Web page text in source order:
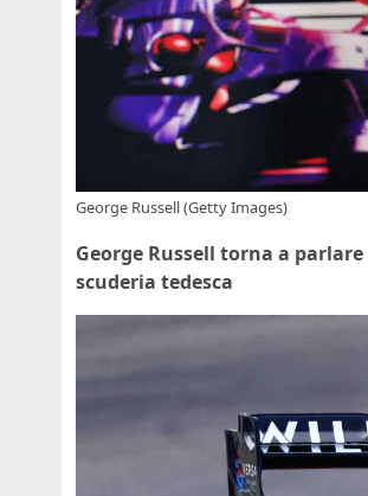
George Russell (Getty Images)
George Russell torna a
scuderia tedesca